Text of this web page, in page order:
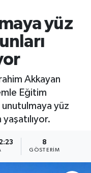
yüz
Akkayan
Eğitim
unutulmaya yüz
8
GÖSTERIM